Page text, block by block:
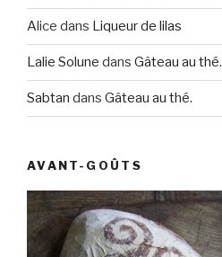
Alice dans Liqueur de lilas
Lalie Solune dans Gâteau au thé.
Sabtan dans Gâteau au thé.
AVANT-GOÛTS